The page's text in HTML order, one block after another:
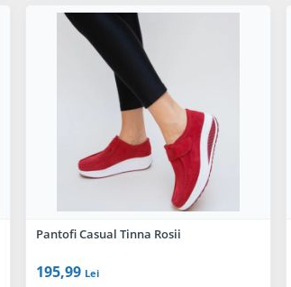
Pantofi Casual Tinna Rosii
195,99 Lei